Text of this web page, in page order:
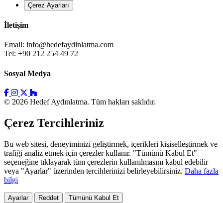
Çerez Ayarları
İletişim
Email: info@hedefaydinlatma.com
Tel: +90 212 254 49 72
Sosyal Medya
© 2026 Hedef Aydınlatma. Tüm hakları saklıdır.
Çerez Tercihleriniz
Bu web sitesi, deneyiminizi geliştirmek, içerikleri kişiselleştirmek ve
trafiği analiz etmek için çerezler kullanır. "Tümünü Kabul Et"
seçeneğine tıklayarak tüm çerezlerin kullanılmasını kabul edebilir
veya "Ayarlar" üzerinden tercihlerinizi belirleyebilirsiniz. Daha fazla
bilgi
Ayarlar Reddet Tümünü Kabul Et